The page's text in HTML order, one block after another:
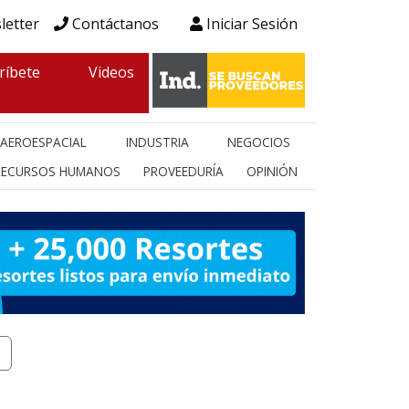
Contáctanos Iniciar Sesión
Videos
AEROESPACIAL INDUSTRIA
NEGOCIOS
HUMANOS
PROVEEDURÍA OPINIÓN